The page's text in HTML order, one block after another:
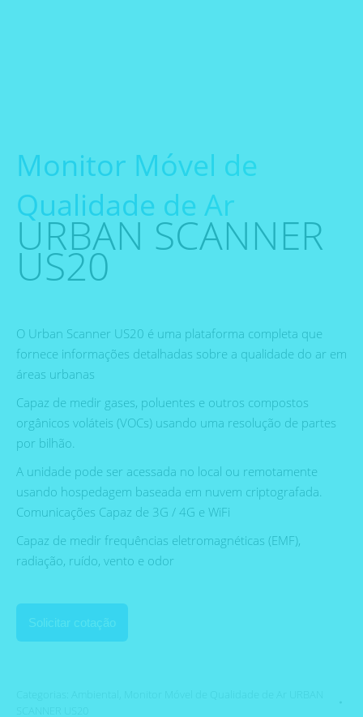
Monitor Móvel de
Qualidade de Ar
URBAN SCANNER
US20
O Urban Scanner US20 é uma plataforma completa que
fornece informações detalhadas sobre a qualidade do ar em
áreas urbanas
Capaz de medir gases, poluentes e outros compostos
orgânicos voláteis (VOCs) usando uma resolução de partes
por bilhão.
A unidade pode ser acessada no local ou remotamente
usando hospedagem baseada em nuvem criptografada.
Comunicações Capaz de 3G / 4G e WiFi
Capaz de medir frequências eletromagnéticas (EMF),
radiação, ruído, vento e odor
Solicitar cotação